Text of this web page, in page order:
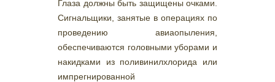
Глаза должны быть защищены очками.
Сигнальщики, занятые в операциях по
проведению авиаопыления,
обеспечиваются головными уборами и
накидками из поливинилхлорида или
импрегнированной